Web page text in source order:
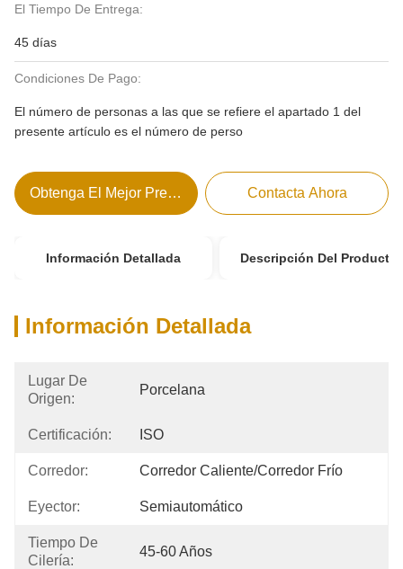
El Tiempo De Entrega:
45 días
Condiciones De Pago:
El número de personas a las que se refiere el apartado 1 del
presente artículo es el número de perso
Obtenga El Mejor Precio Contacta Ahora
Información Detallada Descripción Del Producto
Información Detallada
Lugar De
Origen:
Porcelana
Certificación: ISO
Corredor: Corredor Caliente/corredor Frío
Eyector: Semiautomático
Tiempo De
Cilería:
45-60 Años